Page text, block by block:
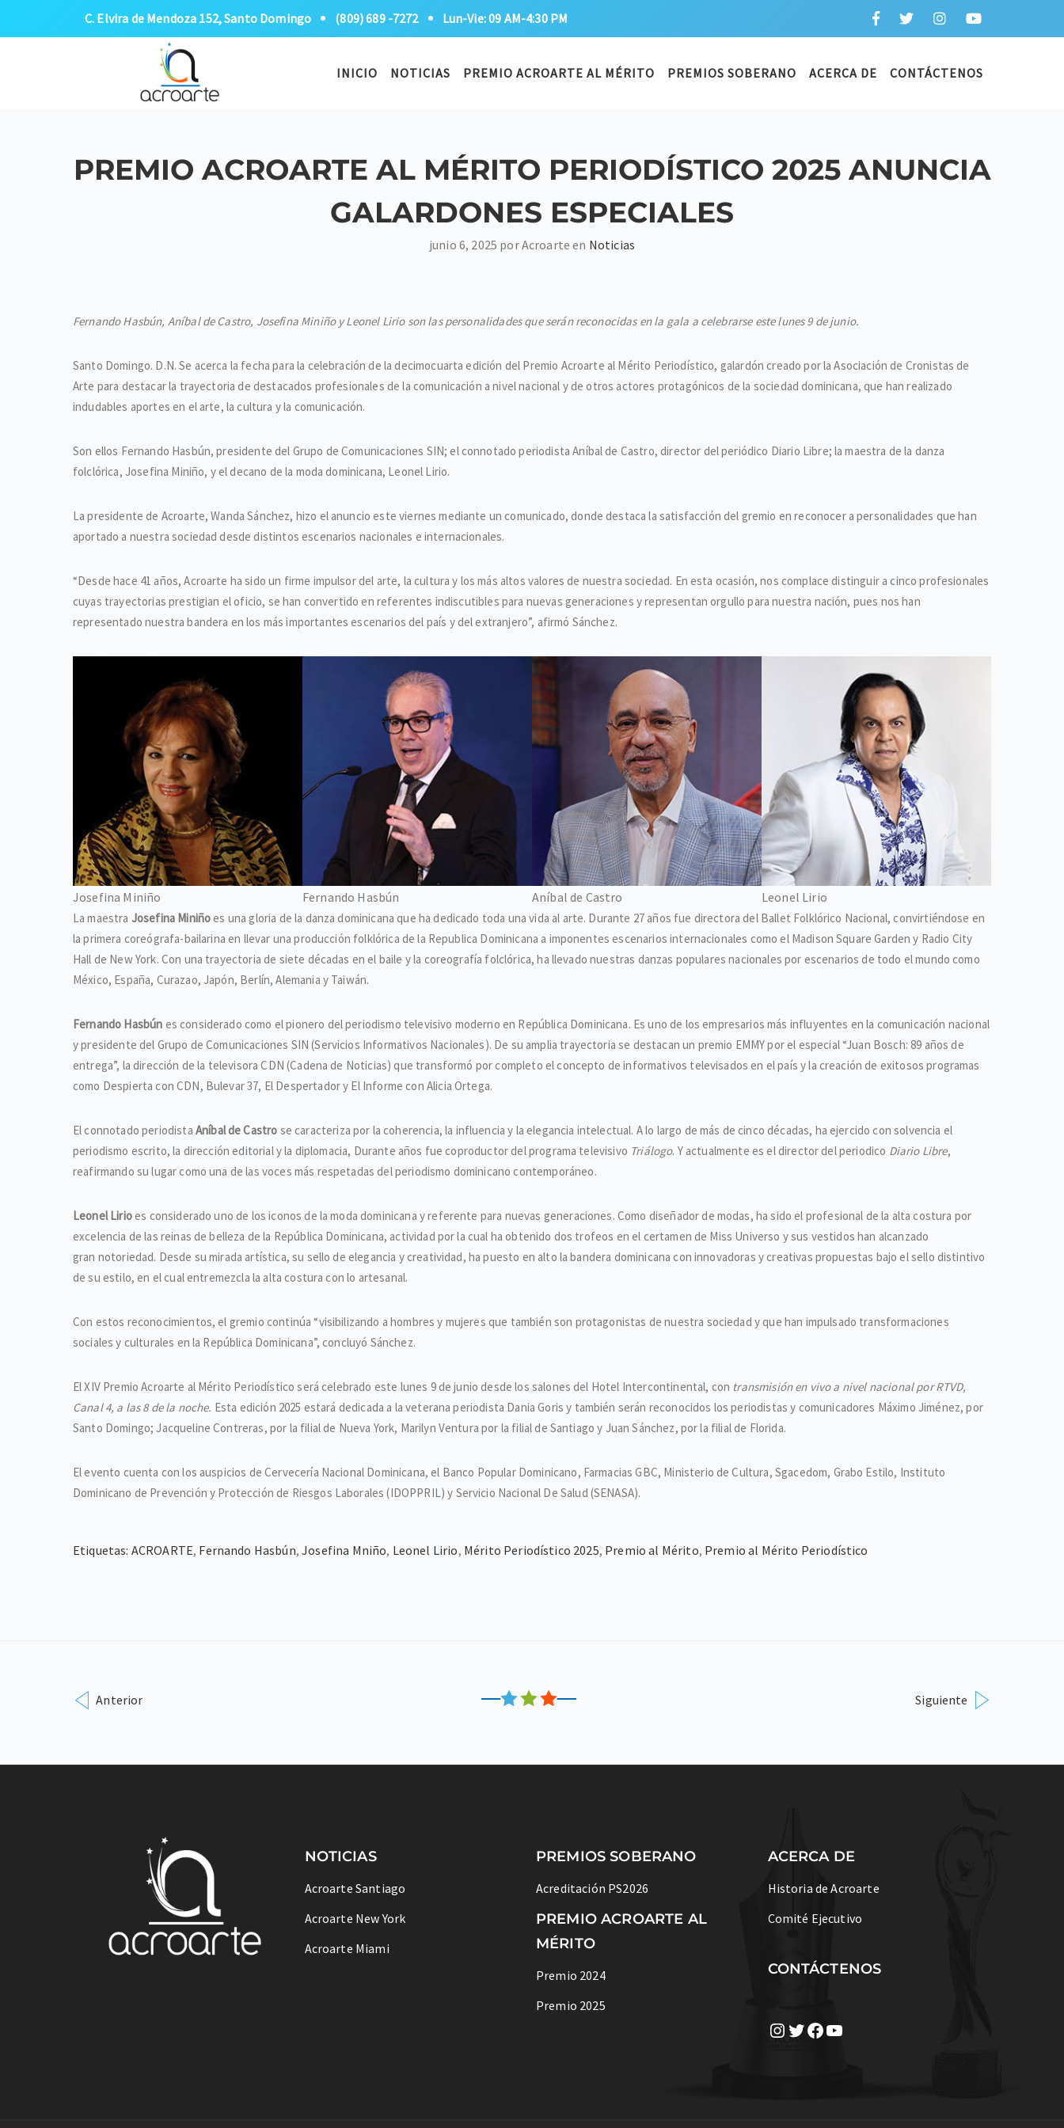
C. Elvira de Mendoza 152, Santo Domingo (809) 689 -7272 Lun-Vie: 09 AM-4:30 PM
INICIO NOTICIAS PREMIO ACROARTE AL MÉRITO PREMIOS SOBERANO ACERCA DE CONTÁCTENOS
PREMIO ACROARTE AL MÉRITO PERIODÍSTICO 2025 ANUNCIA
GALARDONES ESPECIALES
junio 6, 2025 por Acroarte en Noticias
Fernando Hasbún, Aníbal de Castro, Josefina Miniño y Leonel Lirio son las personalidades que serán reconocidas en la gala a celebrarse este lunes 9 de junio.
Santo Domingo. D.N. Se acerca la fecha para la celebración de la decimocuarta edición del Premio Acroarte al Mérito Periodístico, galardón creado por la Asociación de Cronistas de
Arte para destacar la trayectoria de destacados profesionales de la comunicación a nivel nacional y de otros actores protagónicos de la sociedad dominicana, que han realizado
indudables aportes en el arte, la cultura y la comunicación.
Son ellos Fernando Hasbún, presidente del Grupo de Comunicaciones SIN; el connotado periodista Aníbal de Castro, director del periódico Diario Libre; la maestra de la danza
folclórica, Josefina Miniño, y el decano de la moda dominicana, Leonel Lirio.
La presidente de Acroarte, Wanda Sánchez, hizo el anuncio este viernes mediante un comunicado, donde destaca la satisfacción del gremio en reconocer a personalidades que han
aportado a nuestra sociedad desde distintos escenarios nacionales e internacionales.
“Desde hace 41 años, Acroarte ha sido un firme impulsor del arte, la cultura y los más altos valores de nuestra sociedad. En esta ocasión, nos complace distinguir a cinco profesionales
cuyas trayectorias prestigian el oficio, se han convertido en referentes indiscutibles para nuevas generaciones y representan orgullo para nuestra nación, pues nos han
representado nuestra bandera en los más importantes escenarios del país y del extranjero”, afirmó Sánchez.
Josefina Miniño Fernando Hasbún Aníbal de Castro Leonel Lirio
La maestra Josefina Miniñoes una gloria de la danza dominicana que ha dedicado toda una vida al arte. Durante 27 años fue directora del Ballet Folklórico Nacional, convirtiéndose en
la primera coreógrafa-bailarina en llevar una producción folklórica de la Republica Dominicana a imponentes escenarios internacionales como el Madison Square Garden y Radio City
Hall de New York. Con una trayectoria de siete décadas en el baile y la coreografía folclórica, ha llevado nuestras danzas populares nacionales por escenarios de todo el mundo como
México, España, Curazao, Japón, Berlín, Alemania y Taiwán.
Fernando Hasbún es considerado como el pionero del periodismo televisivo moderno en República Dominicana. Es uno de los empresarios más influyentes en la comunicación nacional
y presidente del Grupo de Comunicaciones SIN (Servicios Informativos Nacionales). De su amplia trayectoria se destacan un premio EMMY por el especial “Juan Bosch: 89 años de
entrega”, la dirección de la televisora CDN (Cadena de Noticias) que transformó por completo el concepto de informativos televisados en el país y la creación de exitosos programas
como Despierta con CDN, Bulevar 37, El Despertador y El Informe con Alicia Ortega.
El connotado periodista Aníbal de Castro se caracteriza por la coherencia, la influencia y la elegancia intelectual. A lo largo de más de cinco décadas, ha ejercido con solvencia el
periodismo escrito, la dirección editorial y la diplomacia, Durante años fue coproductor del programa televisivo Triálogo. Y actualmente es el director del periodico Diario Libre,
reafirmando su lugar como una de las voces más respetadas del periodismo dominicano contemporáneo.
Leonel Lirioes considerado uno de los iconos de la moda dominicana y referente para nuevas generaciones. Como diseñador de modas, ha sido el profesional de la alta costura por
excelencia de las reinas de belleza de la República Dominicana, actividad por la cual ha obtenido dos trofeos en el certamen de Miss Universo y sus vestidos han alcanzado
gran notoriedad. Desde su mirada artística, su sello de elegancia y creatividad, ha puesto en alto la bandera dominicana con innovadoras y creativas propuestas bajo el sello distintivo
de su estilo, en el cual entremezcla la alta costura con lo artesanal.
Con estos reconocimientos, el gremio continúa “visibilizando a hombres y mujeres que también son protagonistas de nuestra sociedad y que han impulsado transformaciones
sociales y culturales en la República Dominicana”, concluyó Sánchez.
El XIV Premio Acroarte al Mérito Periodístico será celebrado este lunes 9 de junio desde los salones del Hotel Intercontinental, con transmisión en vivo a nivel nacional por RTVD,
Canal 4, a las 8 de la noche. Esta edición 2025 estará dedicada a la veterana periodista Dania Goris y también serán reconocidos los periodistas y comunicadores Máximo Jiménez, por
Santo Domingo; Jacqueline Contreras, por la filial de Nueva York, Marilyn Ventura por la filial de Santiago y Juan Sánchez, por la filial de Florida.
El evento cuenta con los auspicios de Cervecería Nacional Dominicana, el Banco Popular Dominicano, Farmacias GBC, Ministerio de Cultura, Sgacedom, Grabo Estilo, Instituto
Dominicano de Prevención y Protección de Riesgos Laborales (IDOPPRIL) y Servicio Nacional De Salud (SENASA).
Etiquetas: ACROARTE, Fernando Hasbún,Josefina Mniño, Leonel Lirio, Mérito Periodístico 2025, Premio al Mérito, Premio al Mérito Periodístico
Anterior Siguiente
NOTICIAS
Acroarte Santiago
Acroarte New York
Acroarte Miami
PREMIOS SOBERANO
Acreditación PS2026
PREMIO ACROARTE AL
MÉRITO
Premio 2024
Premio 2025
ACERCA DE
Historia de Acroarte
Comité Ejecutivo
CONTÁCTENOS